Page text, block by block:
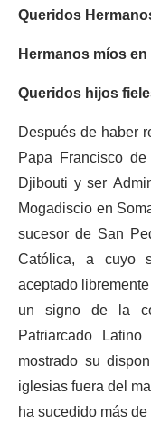
Queridos
Hermanos míos
Queridos hijos
Después de haber
Papa Francisco
Djibouti y ser
Mogadiscio en
sucesor de San
Católica, a cuyo
aceptado
un signo de la
Patriarcado
mostrado su
iglesias fuera del
ha sucedido más